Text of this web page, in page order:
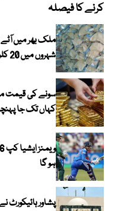
کرنے کا فیصلہ
ملک بھر میں
شہروں میں 20 کلو تھیلا 100 روپے تک مہنگا
سونے کی قیمت
کہاں تک جا
ہو گا
پشاور ہائیکورٹ